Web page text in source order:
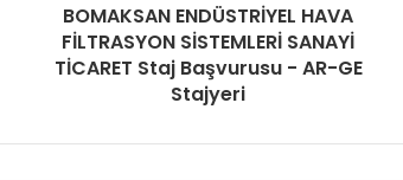
BOMAKSAN ENDÜSTRİYEL HAVA
FİLTRASYON SİSTEMLERİ SANAYİ
TİCARET Staj Başvurusu - AR-GE
Stajyeri